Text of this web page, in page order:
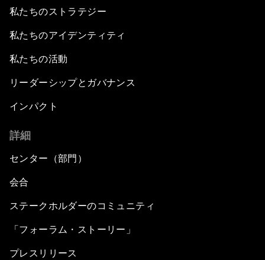
私たちのストラテジー
私たちのアイデンティティ
私たちの活動
リーダーシップとガバナンス
インパクト
詳細
センター（部門）
会合
ステークホルダーのコミュニティ
「フォーラム・ストーリー」
プレスリリース